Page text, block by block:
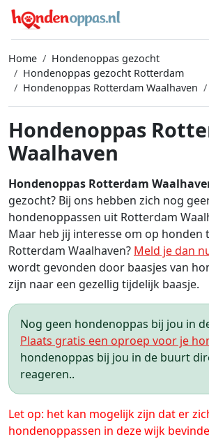
Home
Hondenoppas gezocht
Hondenoppas gezocht Rotterdam
Hondenoppas Rotterdam Waalhaven
Hondenoppas
Waalhaven
Hondenoppas Rotterdam
gezocht? Bij ons hebben zich nog
hondenoppassen uit Rotterdam
Maar heb jij interesse om op honden
Rotterdam Waalhaven? Meld je dan
wordt gevonden door baasjes van
zijn naar een gezellig tijdelijk baasje.
Nog geen hondenoppas bij jou in
Plaats gratis een oproep voor je
hondenoppas bij jou in de buurt
reageren..
Let op: het kan mogelijk zijn dat er
hondenoppassen in deze wijk